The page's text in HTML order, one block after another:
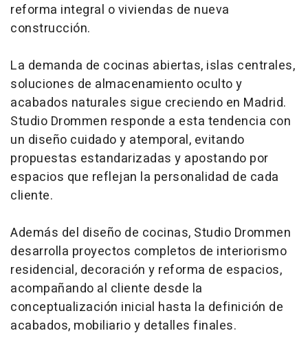
reforma integral o viviendas de nueva
construcción.
La demanda de cocinas abiertas, islas centrales,
soluciones de almacenamiento oculto y
acabados naturales sigue creciendo en Madrid.
Studio Drommen responde a esta tendencia con
un diseño cuidado y atemporal, evitando
propuestas estandarizadas y apostando por
espacios que reflejan la personalidad de cada
cliente.
Además del diseño de cocinas, Studio Drommen
desarrolla proyectos completos de interiorismo
residencial, decoración y reforma de espacios,
acompañando al cliente desde la
conceptualización inicial hasta la definición de
acabados, mobiliario y detalles finales.